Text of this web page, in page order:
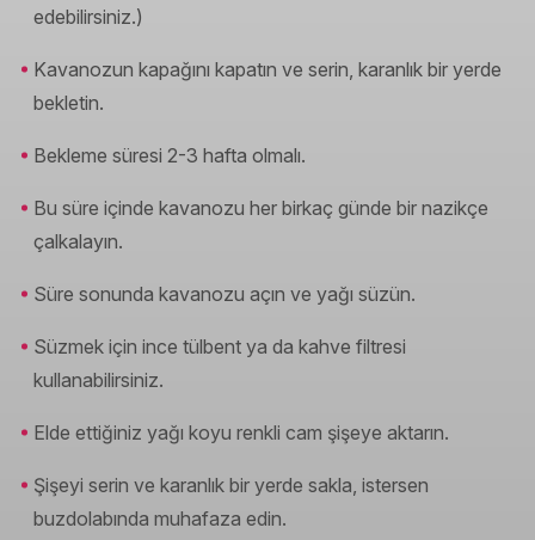
edebilirsiniz.)
Kavanozun kapağını kapatın ve serin, karanlık bir yerde
bekletin.
Bekleme süresi 2-3 hafta olmalı.
Bu süre içinde kavanozu her birkaç günde bir nazikçe
çalkalayın.
Süre sonunda kavanozu açın ve yağı süzün.
Süzmek için ince tülbent ya da kahve filtresi
kullanabilirsiniz.
Elde ettiğiniz yağı koyu renkli cam şişeye aktarın.
Şişeyi serin ve karanlık bir yerde sakla, istersen
buzdolabında muhafaza edin.